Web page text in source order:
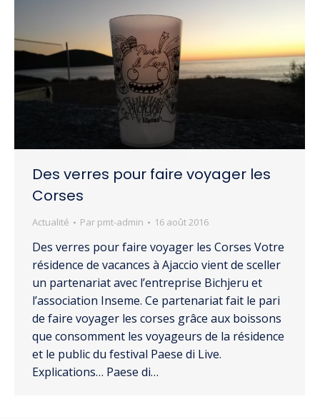
Des verres pour faire voyager les
Corses
Actualité Par pmt-admin 16 août 2016
Des verres pour faire voyager les Corses Votre
résidence de vacances à Ajaccio vient de sceller
un partenariat avec l’entreprise Bichjeru et
l’association Inseme. Ce partenariat fait le pari
de faire voyager les corses grâce aux boissons
que consomment les voyageurs de la résidence
et le public du festival Paese di Live.
Explications… Paese di…